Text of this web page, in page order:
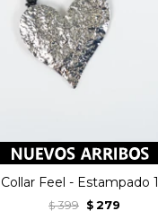
Collar Feel - Estampado 1
$ 399 $ 279